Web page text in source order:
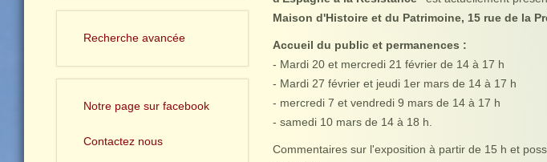
Recherche avancée
Notre page sur facebook
Contactez nous
Maison d'Histoire et du Patrimoine, 15 rue de la
Accueil du public et permanences :
- Mardi 20 et mercredi 21 février de 14 à 17 h
- Mardi 27 février et jeudi 1er mars de 14 à 17 h
- mercredi 7 et vendredi 9 mars de 14 à 17 h
- samedi 10 mars de 14 à 18 h.
Commentaires sur l'exposition à partir de 15 h et